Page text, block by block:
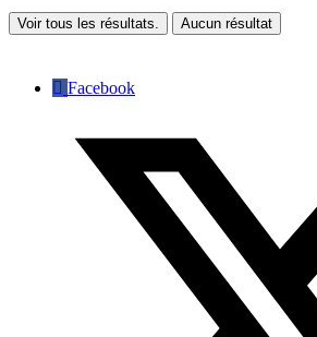
Voir tous les résultats. Aucun résultat
Facebook